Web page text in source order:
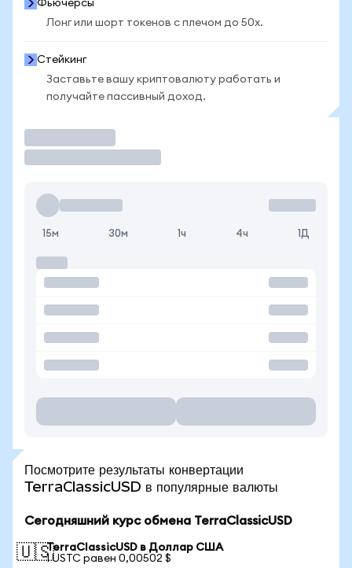
Фьючерсы
Лонг или шорт токенов с плечом до 50x.
Стейкинг
Заставьте вашу криптовалюту работать и
получайте пассивный доход.
15м 30м 1ч 4ч 1Д
Посмотрите результаты конвертации
TerraClassicUSD в популярные валюты
Сегодняшний курс обмена TerraClassicUSD
🇺🇸TerraClassicUSD в Доллар США
1 USTC равен 0,00502 $